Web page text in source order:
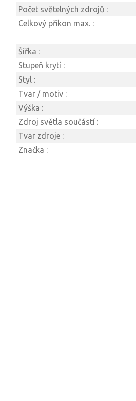
Počet světelných zdrojů :
Celkový příkon max. :
Šířka :
Stupeň krytí :
Styl :
Tvar / motiv :
Výška :
Zdroj světla součástí :
Tvar zdroje :
Značka :